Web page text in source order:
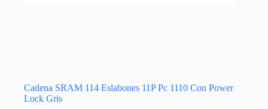
Cadena SRAM 114 Eslabones 11P Pc 1110 Con Power
Lock Gris